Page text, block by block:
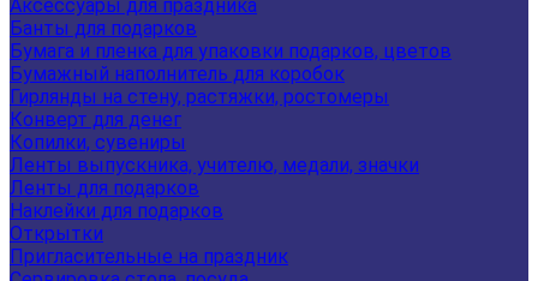
Аксессуары для праздника
Банты для подарков
Бумага и пленка для упаковки подарков, цветов
Бумажный наполнитель для коробок
Гирлянды на стену, растяжки, ростомеры
Конверт для денег
Копилки, сувениры
Ленты выпускника, учителю, медали, значки
Ленты для подарков
Наклейки для подарков
Открытки
Пригласительные на праздник